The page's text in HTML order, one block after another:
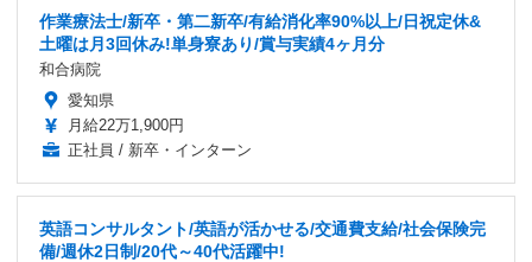
作業療法士/新卒・第二新卒/有給消化率90%以上/日祝定休&
土曜は月3回休み!単身寮あり/賞与実績4ヶ月分
和合病院
愛知県
月給22万1,900円
正社員 / 新卒・インターン
英語コンサルタント/英語が活かせる/交通費支給/社会保険完
備/週休2日制/20代～40代活躍中!